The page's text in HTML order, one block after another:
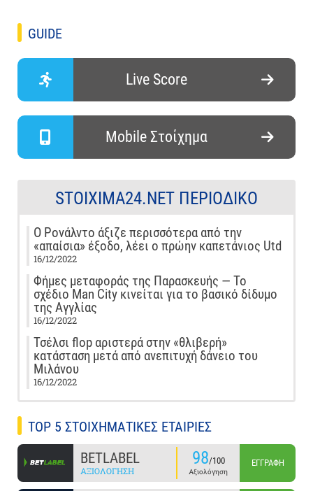
GUIDE
Live Score
Mobile Στοίχημα
STOIXIMA24.NET ΠΕΡΙΟΔΙΚΌ
Ο Ρονάλντο άξιζε περισσότερα από την
«απαίσια» έξοδο, λέει ο πρώην καπετάνιος Utd
16/12/2022
Φήμες μεταφοράς της Παρασκευής — Το
σχέδιο Man City κινείται για το βασικό δίδυμο
της Αγγλίας
16/12/2022
Τσέλσι flop αριστερά στην «θλιβερή»
κατάσταση μετά από ανεπιτυχή δάνειο του
Μιλάνου
16/12/2022
TOP 5 ΣΤΟΙΧΗΜΑΤΙΚΕΣ ΕΤΑΙΡΙΕΣ
BETLABEL
ΑΞΙΟΛΌΓΗΣΗ
98/100
Αξιολόγηση
ΕΓΓΡΑΦΉ